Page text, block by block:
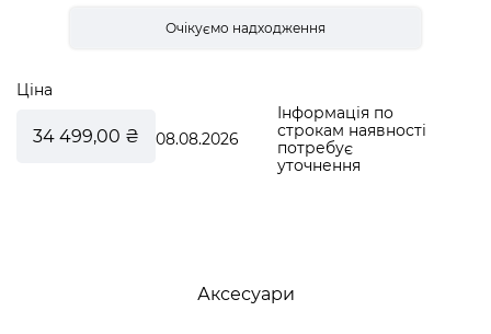
Ціна
34 499,00 ₴ 08.08.2026
Інформація по
строкам наявності
потребує
уточнення
Аксесуари